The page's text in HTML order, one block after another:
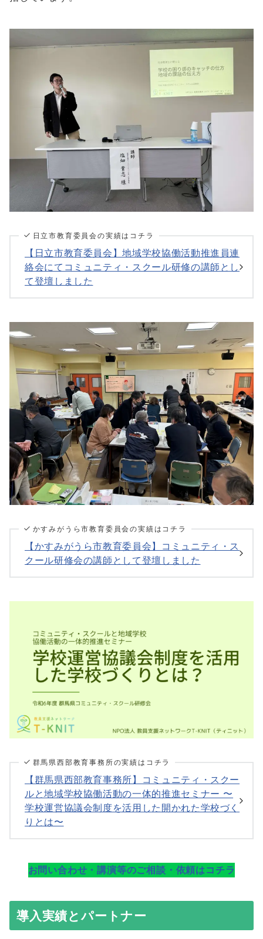
日立市教育委員会の実績はコチラ
【日立市教育委員会】地域学校協働活動推進員連
絡会にてコミュニティ・スクール研修の講師とし
て登壇しました
かすみがうら市教育委員会の実績はコチラ
【かすみがうら市教育委員会】コミュニティ・ス
クール研修会の講師として登壇しました
群馬県西部教育事務所の実績はコチラ
【群馬県西部教育事務所】コミュニティ・スクー
ルと地域学校協働活動の一体的推進セミナー 〜
学校運営協議会制度を活用した開かれた学校づく
りとは〜
お問い合わせ・講演等のご相談・依頼はコチラ
導入実績とパートナー